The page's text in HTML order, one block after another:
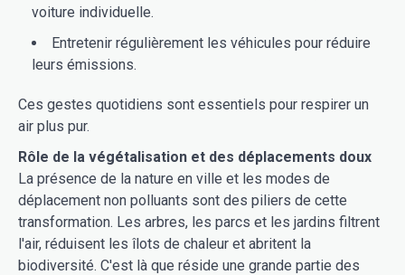
voiture individuelle.
Entretenir régulièrement les véhicules pour réduire
leurs émissions.
Ces gestes quotidiens sont essentiels pour respirer un
air plus pur.
Rôle de la végétalisation et des déplacements doux
La présence de la nature en ville et les modes de
déplacement non polluants sont des piliers de cette
transformation. Les arbres, les parcs et les jardins filtrent
l'air, réduisent les îlots de chaleur et abritent la
biodiversité. C'est là que réside une grande partie des